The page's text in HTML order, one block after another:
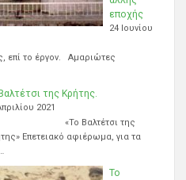
εποχής
24 Ιουνίου
επί το έργον. Αμαριώτες
της Κρήτης.
2021
Βαλτέτσι της
Επετειακό αφιέρωμα, για τα
Το